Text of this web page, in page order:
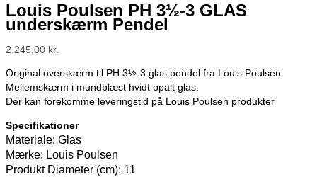
Louis Poulsen PH 3½-3 GLAS
underskærm Pendel
2.245,00 kr.
Original overskærm til PH 3½-3 glas pendel fra Louis Poulsen.
Mellemskærm i mundblæst hvidt opalt glas.
Der kan forekomme leveringstid på Louis Poulsen produkter
Specifikationer
Materiale: Glas
Mærke: Louis Poulsen
Produkt Diameter (cm): 11